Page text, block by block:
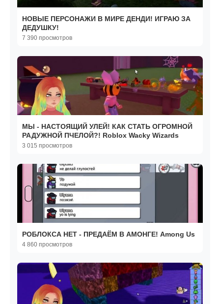
НОВЫЕ ПЕРСОНАЖИ В МИРЕ ДЕНДИ! ИГРАЮ ЗА
ДЕДУШКУ!
7 390 просмотров
МЫ - НАСТОЯЩИЙ УЛЕЙ! КАК СТАТЬ ОГРОМНОЙ
РАДУЖНОЙ ПЧЕЛОЙ?! Roblox Wacky Wizards
3 015 просмотров
РОБЛОКСА НЕТ - ПРЕДАЁМ В АМОНГЕ! Among Us
4 860 просмотров